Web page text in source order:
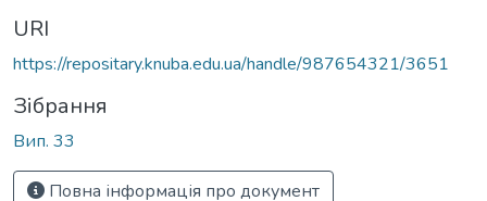
URI
https://repositary.knuba.edu.ua/handle/987654321/3651
Зібрання
Вип. 33
Повна інформація про документ